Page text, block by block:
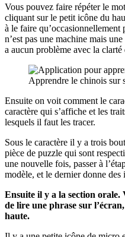
Vous pouvez faire répéter le
cliquant sur le petit icône du
à le faire
n’est pas une machine mais
a aucun problème avec la
Apprendre le chinois sur
Ensuite on voit comment le
caractère qui s’affiche et les
lesquels il faut les tracer.
Sous le caractère il y a trois
pièce de puzzle qui sont
une nouvelle fois, passer à
modèle, et le dernier donne
Ensuite il y a la section orale.
de lire une phrase sur
haute.